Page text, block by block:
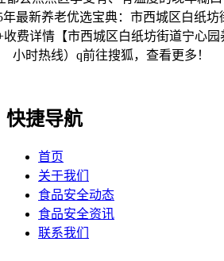
年最新养老优选宝典：市西城区白纸
费详情【市西城区白纸坊街道宁心
小时热线）q前往搜狐，查看更多！
快捷导航
首页
关于我们
食品安全动态
食品安全资讯
联系我们